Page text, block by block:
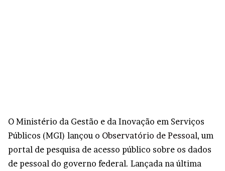
O Ministério da Gestão e da Inovação em Serviços
Públicos (MGI) lançou o Observatório de Pessoal, um
portal de pesquisa de acesso público sobre os dados
de pessoal do governo federal. Lançada na última